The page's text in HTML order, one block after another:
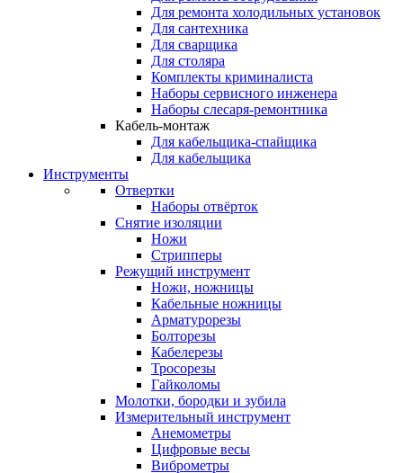
Для ремонта холодильных установок
Для сантехника
Для сварщика
Для столяра
Комплекты криминалиста
Наборы сервисного инженера
Наборы слесаря-ремонтника
Кабель-монтаж
Для кабельщика-спайщика
Для кабельщика
Инструменты
Отвертки
Наборы отвёрток
Снятие изоляции
Ножи
Стрипперы
Режущий инструмент
Ножи, ножницы
Кабельные ножницы
Арматурорезы
Болторезы
Кабелерезы
Тросорезы
Гайколомы
Молотки, бородки и зубила
Измерительный инструмент
Анемометры
Цифровые весы
Виброметры